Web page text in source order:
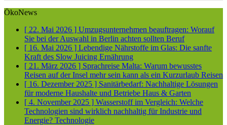
ÖkoNews
[ 22. Mai 2026 ] Umzugsunternehmen beauftragen: Worauf
Sie bei der Auswahl in Berlin achten sollten Beruf
[ 16. Mai 2026 ] Lebendige Nährstoffe im Glas: Die sanfte
Kraft des Slow Juicing Ernährung
[ 21. März 2026 ] Sprachreise Malta: Warum bewusstes
Reisen auf der Insel mehr sein kann als ein Kurzurlaub Reisen
[ 16. Dezember 2025 ] Sanitärbedarf: Nachhaltige Lösungen
für moderne Haushalte und Betriebe Haus & Garten
[ 4. November 2025 ] Wasserstoff im Vergleich: Welche
Technologien sind wirklich nachhaltig für Industrie und
Energie? Technologie